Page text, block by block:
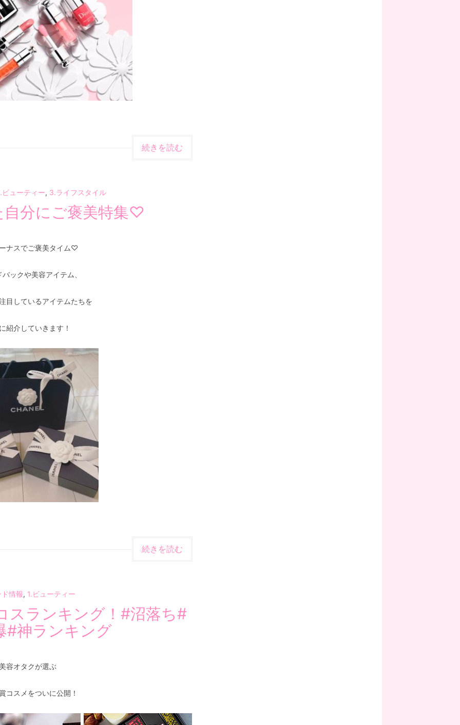
続きを読む
ビューティー, 3.ライフスタイル
自分にご褒美特集♡
ナスでご褒美タイム♡
ックや美容アイテム、
目しているアイテムたちを
紹介していきます！
続きを読む
情報, 1.ビューティー
スランキング！#沼落ち#
#神ランキング
容オタクが選ぶ
コスメをついに公開！